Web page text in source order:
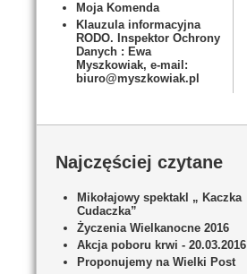
Moja Komenda
Klauzula informacyjna
RODO. Inspektor Ochrony
Danych : Ewa
Myszkowiak, e-mail:
biuro@myszkowiak.pl
Najczęściej czytane
Mikołajowy spektakl „ Kaczka
Cudaczka”
Życzenia Wielkanocne 2016
Akcja poboru krwi - 20.03.2016
Proponujemy na Wielki Post